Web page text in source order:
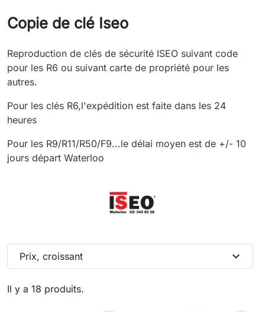
Copie de clé Iseo
Reproduction de clés de sécurité ISEO suivant code
pour les R6 ou suivant carte de propriété pour les
autres.
Pour les clés R6,l'expédition est faite dans les 24
heures
Pour les R9/R11/R50/F9...le délai moyen est de +/- 10
jours départ Waterloo
Il y a 18 produits.
Prix, croissant expand_more